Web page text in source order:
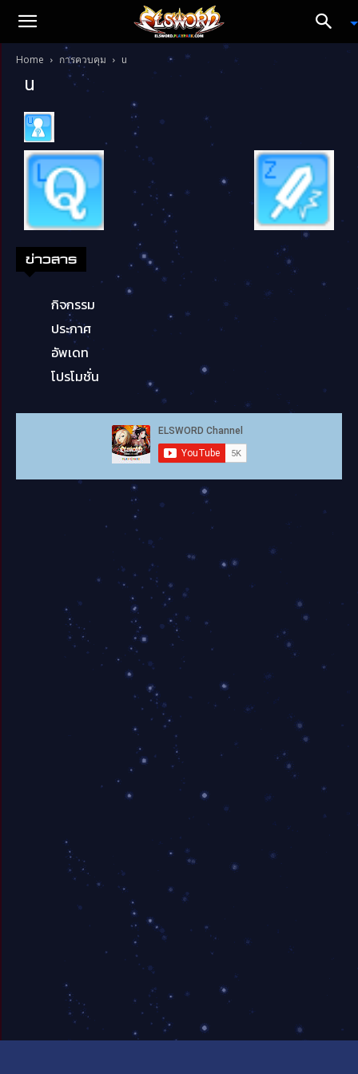
Home การควบคุม u
u
ข่าวสาร
กิจกรรม
ประกาศ
อัพเดท
โปรโมชั่น